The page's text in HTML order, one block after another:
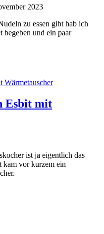
2023
zu essen gibt hab ich
begeben und ein paar
Esbit mit
ist ja eigentlich das
kam vor kurzem ein